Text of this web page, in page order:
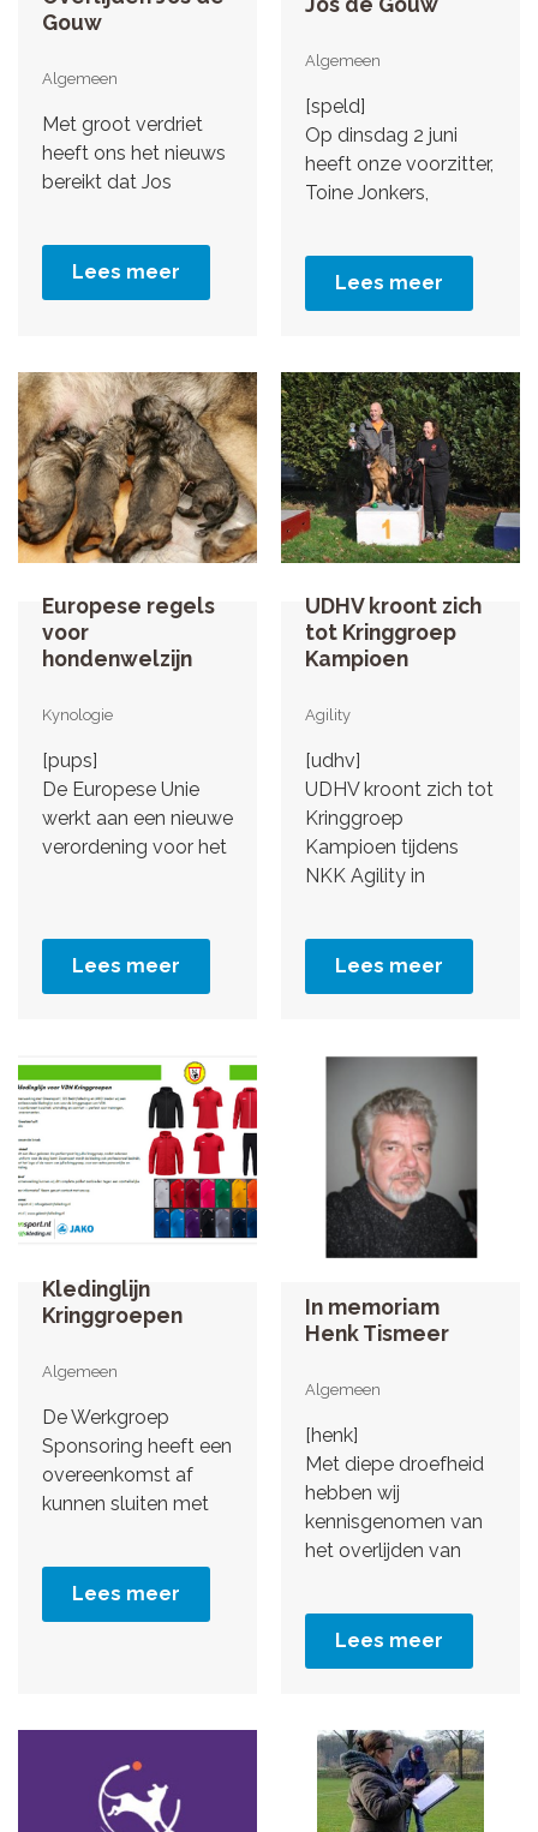
Gouw
Algemeen
Met groot verdriet
heeft ons het nieuws
bereikt dat Jos
Lees meer
Algemeen
[speld]
Op dinsdag 2 juni
heeft onze voorzitter,
Toine Jonkers,
Lees meer
Europese regels
voor
hondenwelzijn
Kynologie
[pups]
De Europese Unie
werkt aan een nieuwe
verordening voor het
Lees meer
UDHV kroont zich
tot Kringgroep
Kampioen
Agility
[udhv]
UDHV kroont zich tot
Kringgroep
Kampioen tijdens
NKK Agility in
Lees meer
Kledinglijn
Kringgroepen
Algemeen
De Werkgroep
Sponsoring heeft een
overeenkomst af
kunnen sluiten met
Lees meer
In memoriam
Henk Tismeer
Algemeen
[henk]
Met diepe droefheid
hebben wij
kennisgenomen van
het overlijden van
Lees meer